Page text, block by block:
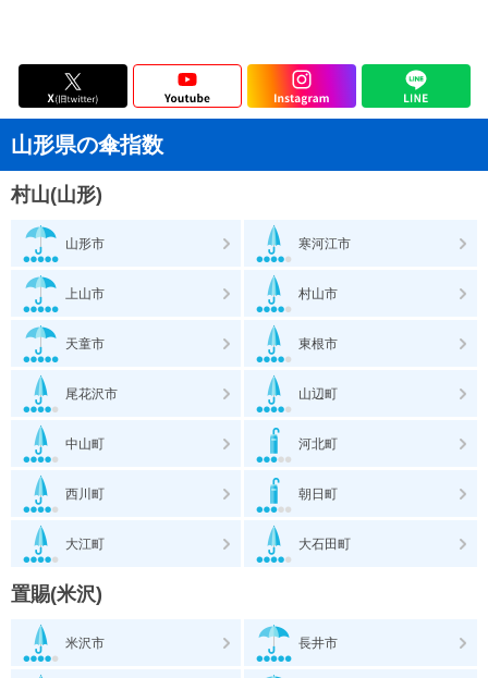
山形県の傘指数
村山(山形)
山形市 寒河江市
上山市 村山市
天童市 東根市
尾花沢市 山辺町
中山町 河北町
西川町 朝日町
大江町 大石田町
置賜(米沢)
米沢市 長井市